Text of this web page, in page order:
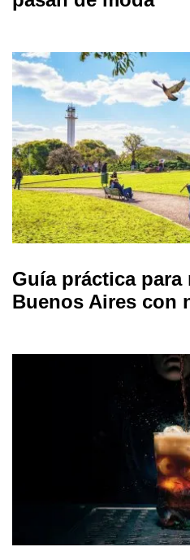
Guía práctica para
Buenos Aires con